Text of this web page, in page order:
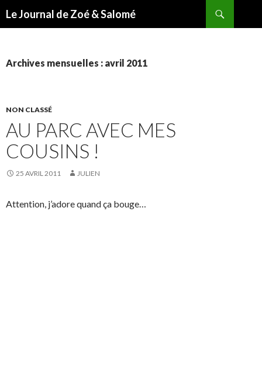
Le Journal de Zoé & Salomé
Archives mensuelles : avril 2011
NON CLASSÉ
AU PARC AVEC MES
COUSINS !
25 AVRIL 2011 JULIEN
Attention, j’adore quand ça bouge…